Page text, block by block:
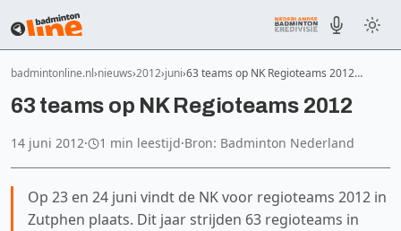
badmintonline.nl nieuws 2012 juni 63 teams op NK Regioteams 2012…
63 teams op NK Regioteams 2012
14 juni 2012· 1 min leestijd·Bron: Badminton Nederland
Op 23 en 24 juni vindt de NK voor regioteams 2012 in
Zutphen plaats. Dit jaar strijden 63 regioteams in